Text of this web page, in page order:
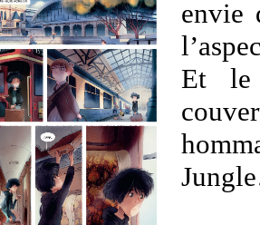
envie
Et le